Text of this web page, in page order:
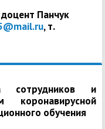
Панчук
, т.
сотрудников и
обучения